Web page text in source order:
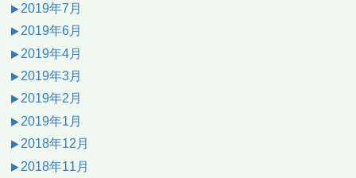
2019年7月
2019年6月
2019年4月
2019年3月
2019年2月
2019年1月
2018年12月
2018年11月